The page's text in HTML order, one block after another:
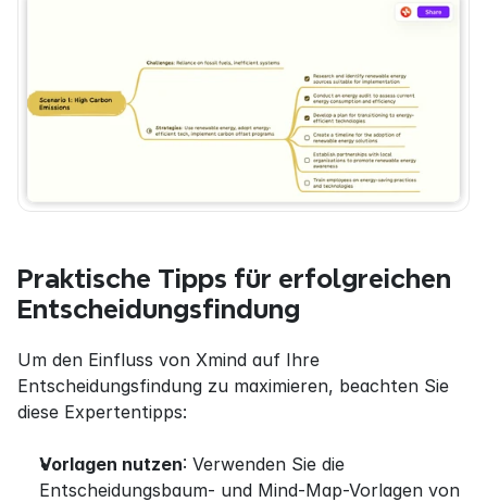
Praktische Tipps für erfolgreichen
Entscheidungsfindung
Um den Einfluss von Xmind auf Ihre
Entscheidungsfindung zu maximieren, beachten Sie
diese Expertentipps:
Vorlagen nutzen: Verwenden Sie die
Entscheidungsbaum- und Mind-Map-Vorlagen von